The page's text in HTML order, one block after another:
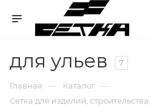
для ульев 7
Главная — Каталог —
Сетка для изделий,